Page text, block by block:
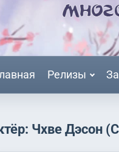
Релизы
Чхве Дэсон